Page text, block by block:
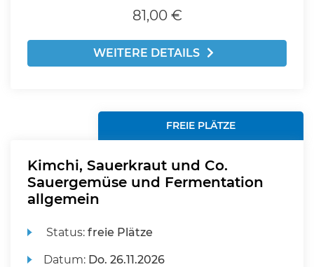
81,00 €
WEITERE DETAILS
FREIE PLÄTZE
Kimchi, Sauerkraut und Co.
Sauergemüse und Fermentation
allgemein
Status:freie Plätze
Datum: Do. 26.11.2026